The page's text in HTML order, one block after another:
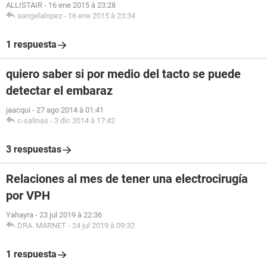
ALLISTAIR - 16 ene 2015 à 23:28
aangelalopez - 16 ene 2015 à 23:34
1 respuesta
quiero saber si por medio del tacto se puede
detectar el embaraz
jaacqui - 27 ago 2014 à 01:41
c-salinas - 3 dic 2014 à 17:42
3 respuestas
Relaciones al mes de tener una electrocirugía
por VPH
Yahayra - 23 jul 2019 à 22:36
DRA. MARNET - 24 jul 2019 à 09:32
1 respuesta